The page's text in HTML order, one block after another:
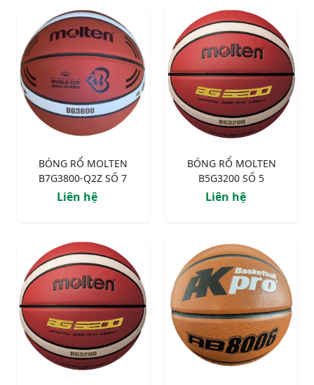
BÓNG RỔ MOLTEN
B7G3800-Q2Z SỐ 7
Liên hệ
BÓNG RỔ MOLTEN
B5G3200 SỐ 5
Liên hệ